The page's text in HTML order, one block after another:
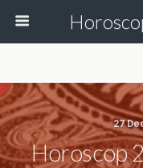
27
Horoscop